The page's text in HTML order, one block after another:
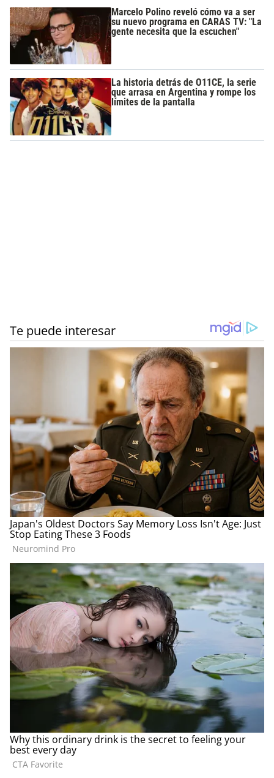
Marcelo Polino reveló cómo va a ser
su nuevo programa en CARAS TV: "La
gente necesita que la escuchen"
La historia detrás de O11CE, la serie
que arrasa en Argentina y rompe los
límites de la pantalla